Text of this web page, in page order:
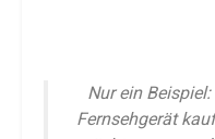
Nur ein
Fernsehgerät